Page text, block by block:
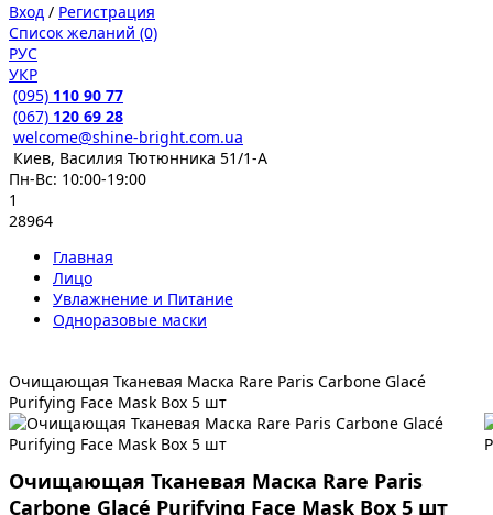
Вход / Регистрация
Список желаний (0)
РУС
УКР
(095) 110 90 77
(067) 120 69 28
welcome@shine-bright.com.ua
Киев, Василия Тютюнника 51/1-А
Пн-Вс: 10:00-19:00
1
28964
Главная
Лицо
Увлажнение и Питание
Одноразовые маски
Очищающая Тканевая Маска Rare Paris Carbone Glacé
Purifying Face Mask Box 5 шт
Очищающая Тканевая Маска Rare Paris
Carbone Glacé Purifying Face Mask Box 5 шт